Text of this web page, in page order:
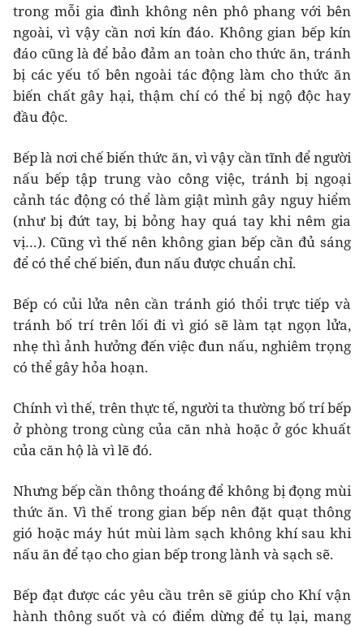
trong mỗi gia đình không nên phô phang với bên
ngoài, vì vậy cần nơi kín đáo. Không gian bếp kín
đáo cũng là để bảo đảm an toàn cho thức ăn, tránh
bị các yếu tố bên ngoài tác động làm cho thức ăn
biến chất gây hại, thậm chí có thể bị ngộ độc hay
đầu độc.
Bếp là nơi chế biến thức ăn, vì vậy cần tĩnh để người
nấu bếp tập trung vào công việc, tránh bị ngoại
cảnh tác động có thể làm giật mình gây nguy hiểm
(như bị đứt tay, bị bỏng hay quá tay khi nêm gia
vị…). Cũng vì thế nên không gian bếp cần đủ sáng
để có thể chế biến, đun nấu được chuẩn chỉ.
Bếp có củi lửa nên cần tránh gió thổi trực tiếp và
tránh bố trí trên lối đi vì gió sẽ làm tạt ngọn lửa,
nhẹ thì ảnh hưởng đến việc đun nấu, nghiêm trọng
có thể gây hỏa hoạn.
Chính vì thế, trên thực tế, người ta thường bố trí bếp
ở phòng trong cùng của căn nhà hoặc ở góc khuất
của căn hộ là vì lẽ đó.
Nhưng bếp cần thông thoáng để không bị đọng mùi
thức ăn. Vì thế trong gian bếp nên đặt quạt thông
gió hoặc máy hút mùi làm sạch không khí sau khi
nấu ăn để tạo cho gian bếp trong lành và sạch sẽ.
Bếp đạt được các yêu cầu trên sẽ giúp cho Khí vận
hành thông suốt và có điểm dừng để tụ lại, mang